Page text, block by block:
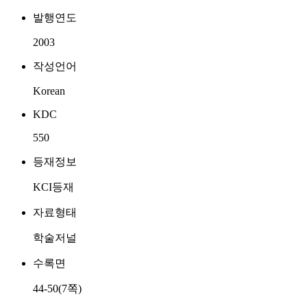
발행연도
2003
작성언어
Korean
KDC
550
등재정보
KCI등재
자료형태
학술저널
수록면
44-50(7쪽)